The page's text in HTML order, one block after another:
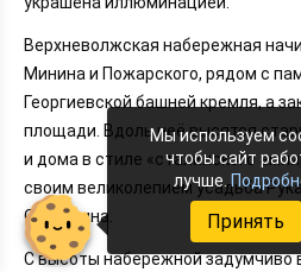
Верхневолжская набережная
Минина и Пожарского, рядом с
Георгиевской башней кремля, а
площади. Вдоль неё высятся
и дома в стиле «сталинского
своим великолепием усадьба
Сироткина.
С высоты набережной задумчиво
Мы используем
чтобы сайт
лучше.
Принять